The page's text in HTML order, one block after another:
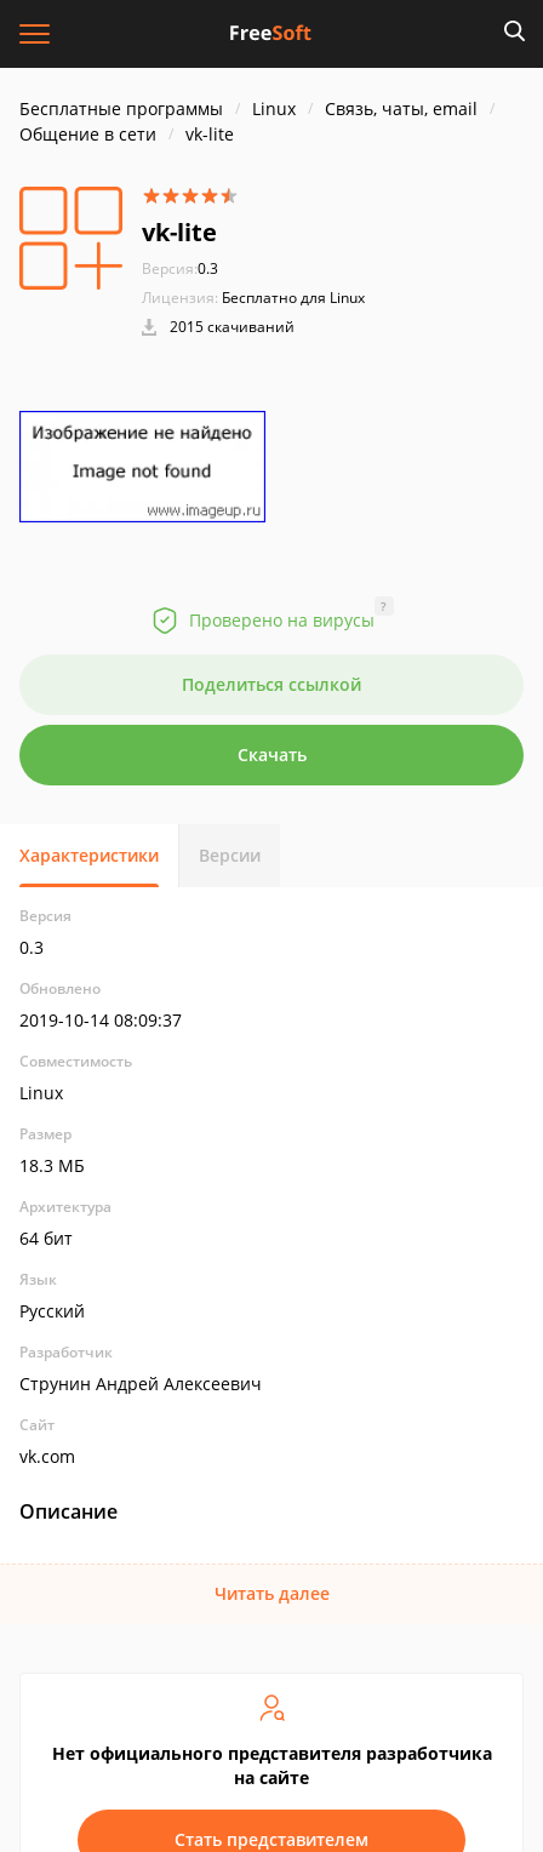
Бесплатные программы Linux
Связь, чаты, email
Общение в сети
vk-lite
vk-lite
Версия:0.3
Лицензия: Бесплатно для Linux
2015 скачиваний
Проверено на вирусы
?
Поделиться ссылкой
Скачать
Характеристики Версии
Версия
0.3
Обновлено
2019-10-14 08:09:37
Совместимость
Linux
Размер
18.3 МБ
Архитектура
64 бит
Язык
Русский
Разработчик
Струнин Андрей Алексеевич
Сайт
vk.com
Описание
Читать далее
Нет официального представителя разработчика
на сайте
Стать представителем